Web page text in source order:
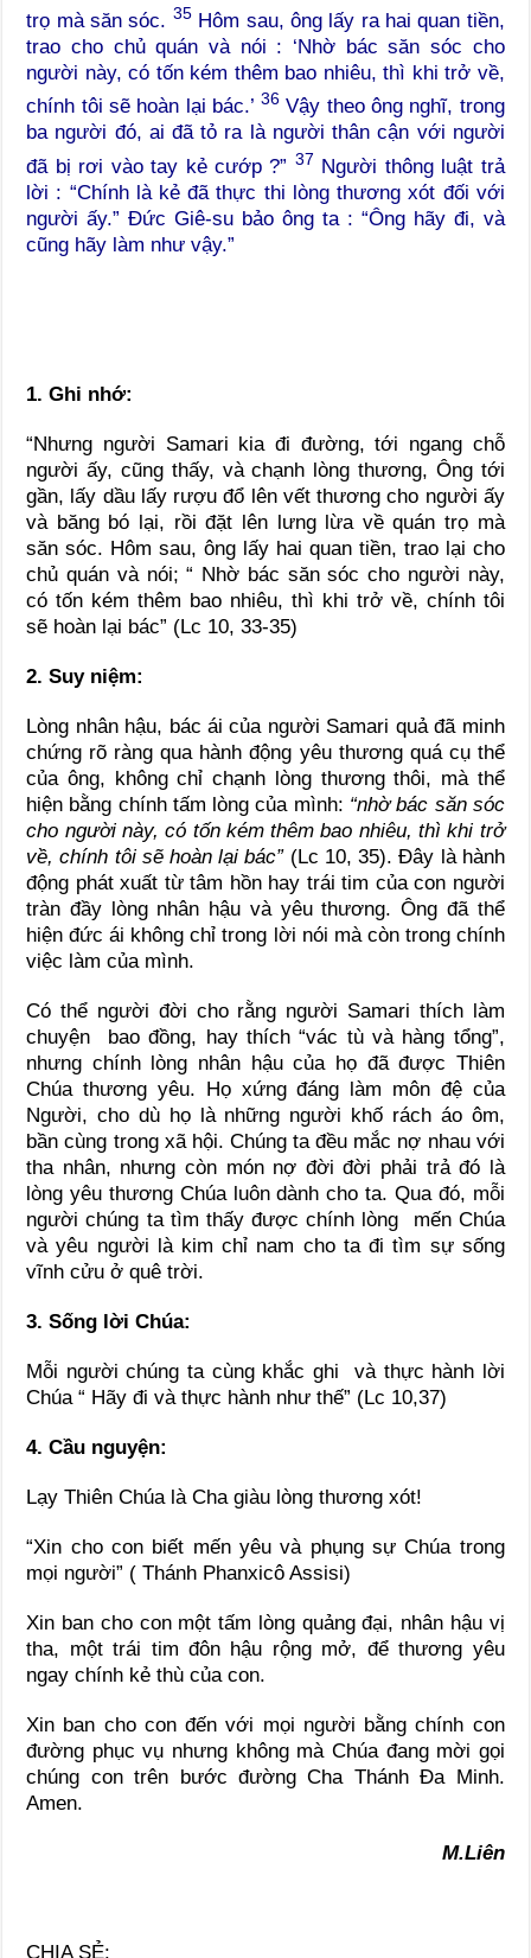
trọ mà săn sóc. 35Hôm sau, ông lấy ra hai quan tiền,
trao cho chủ quán và nói : ‘Nhờ bác săn sóc cho
người này, có tốn kém thêm bao nhiêu, thì khi trở về,
chính tôi sẽ hoàn lại bác.’ 36Vậy theo ông nghĩ, trong
ba người đó, ai đã tỏ ra là người thân cận với người
đã bị rơi vào tay kẻ cướp ?” 37 Người thông luật trả
lời : “Chính là kẻ đã thực thi lòng thương xót đối với
người ấy.” Đức Giê-su bảo ông ta : “Ông hãy đi, và
cũng hãy làm như vậy.”
1. Ghi nhớ:
“Nhưng người Samari kia đi đường, tới ngang chỗ
người ấy, cũng thấy, và chạnh lòng thương, Ông tới
gần, lấy dầu lấy rượu đổ lên vết thương cho người ấy
và băng bó lại, rồi đặt lên lưng lừa về quán trọ mà
săn sóc. Hôm sau, ông lấy hai quan tiền, trao lại cho
chủ quán và nói; “ Nhờ bác săn sóc cho người này,
có tốn kém thêm bao nhiêu, thì khi trở về, chính tôi
sẽ hoàn lại bác” (Lc 10, 33-35)
2. Suy niệm:
Lòng nhân hậu, bác ái của người Samari quả đã minh
chứng rõ ràng qua hành động yêu thương quá cụ thể
của ông, không chỉ chạnh lòng thương thôi, mà thể
hiện bằng chính tấm lòng của mình: “nhờ bác săn sóc
cho người này, có tốn kém thêm bao nhiêu, thì khi trở
về, chính tôi sẽ hoàn lại bác”(Lc 10, 35). Đây là hành
động phát xuất từ tâm hồn hay trái tim của con người
tràn đầy lòng nhân hậu và yêu thương. Ông đã thể
hiện đức ái không chỉ trong lời nói mà còn trong chính
việc làm của mình.
Có thể người đời cho rằng người Samari thích làm
chuyện bao đồng, hay thích “vác tù và hàng tổng”,
nhưng chính lòng nhân hậu của họ đã được Thiên
Chúa thương yêu. Họ xứng đáng làm môn đệ của
Người, cho dù họ là những người khố rách áo ôm,
bần cùng trong xã hội. Chúng ta đều mắc nợ nhau với
tha nhân, nhưng còn món nợ đời đời phải trả đó là
lòng yêu thương Chúa luôn dành cho ta. Qua đó, mỗi
người chúng ta tìm thấy được chính lòng mến Chúa
và yêu người là kim chỉ nam cho ta đi tìm sự sống
vĩnh cửu ở quê trời.
3. Sống lời Chúa:
Mỗi người chúng ta cùng khắc ghi và thực hành lời
Chúa “ Hãy đi và thực hành như thế” (Lc 10,37)
4. Cầu nguyện:
Lạy Thiên Chúa là Cha giàu lòng thương xót!
“Xin cho con biết mến yêu và phụng sự Chúa trong
mọi người” ( Thánh Phanxicô Assisi)
Xin ban cho con một tấm lòng quảng đại, nhân hậu vị
tha, một trái tim đôn hậu rộng mở, để thương yêu
ngay chính kẻ thù của con.
Xin ban cho con đến với mọi người bằng chính con
đường phục vụ nhưng không mà Chúa đang mời gọi
chúng con trên bước đường Cha Thánh Đa Minh.
Amen.
M.Liên
CHIA SẺ: